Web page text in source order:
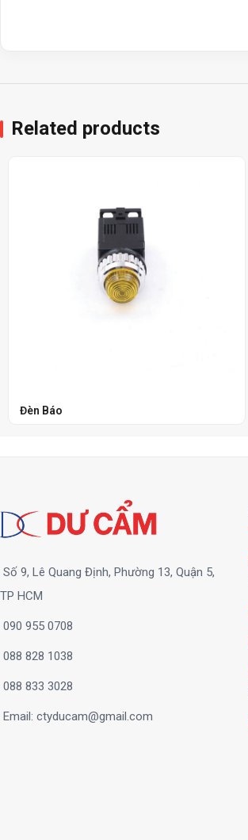
Related products
Đèn Báo
Số 9, Lê Quang Định, Phường 13, Quận 5,
TP HCM
090 955 0708
088 828 1038
088 833 3028
Email: ctyducam@gmail.com